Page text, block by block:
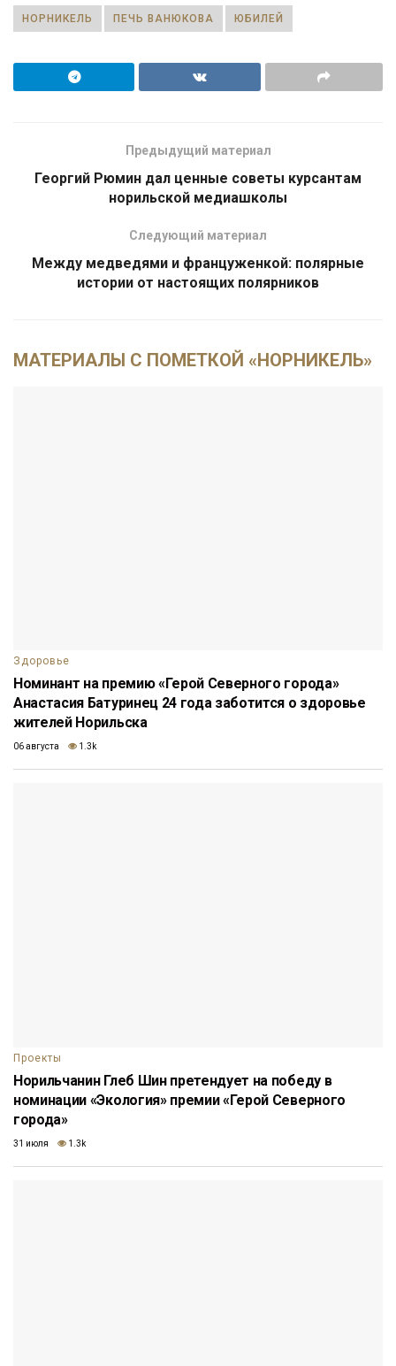
НОРНИКЕЛЬ ПЕЧЬ ВАНЮКОВА ЮБИЛЕЙ
Предыдущий материал
Георгий Рюмин дал ценные советы курсантам
норильской медиашколы
Следующий материал
Между медведями и француженкой: полярные
истории от настоящих полярников
МАТЕРИАЛЫ С ПОМЕТКОЙ «НОРНИКЕЛЬ»
Здоровье
Номинант на премию «Герой Северного города»
Анастасия Батуринец 24 года заботится о здоровье
жителей Норильска
06 августа 1.3k
Проекты
Норильчанин Глеб Шин претендует на победу в
номинации «Экология» премии «Герой Северного
города»
31 июля 1.3k